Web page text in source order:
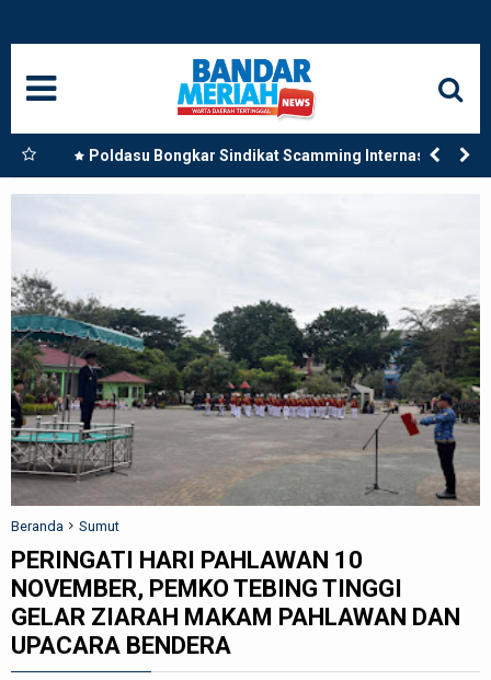
Poldasu Bongkar Sindikat Scamming Internasional
di Apartemen Medan, Korban Rugi Rp6,7 Miliar
Beranda Sumut
PERINGATI HARI PAHLAWAN 10
NOVEMBER, PEMKO TEBING TINGGI
GELAR ZIARAH MAKAM PAHLAWAN DAN
UPACARA BENDERA
NASIONAL
SUMUT
MEDAN
ACEH
BISNIS
EDUKASI
ADVETORIAL
REDAKSI